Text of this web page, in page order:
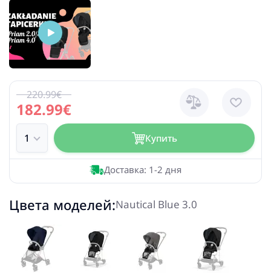
182.99€
220.99€
Купить
Доставка: 1-2 дня
Цвета моделей:Nautical Blue 3.0